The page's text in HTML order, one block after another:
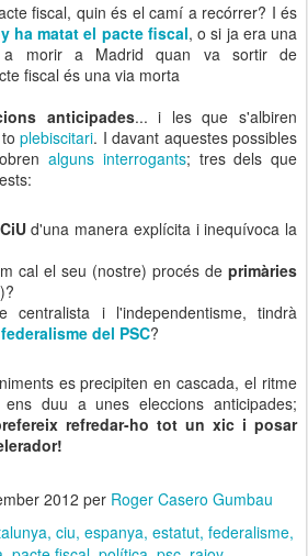
fiscal, quin és el camí a recórrer? I és
ha matat el pacte fiscal, o si ja era una
a morir a Madrid quan va sortir de
fiscal és una via morta
anticipades... i les que s'albiren
toplebiscitari. I davant aquestes possibles
alguns interrogants; tres dels que
CiUd'una manera explícita i inequívoca la
cal el seu (nostre) procés de primàries
centralista i l'independentisme, tindrà
federalisme del PSC?
es precipiten en cascada, el ritme
ens duu a unes eleccions anticipades;
refredar-ho tot un xic i posar
2012 per Roger Casero Gumbau
ciu espanya estatut federalisme